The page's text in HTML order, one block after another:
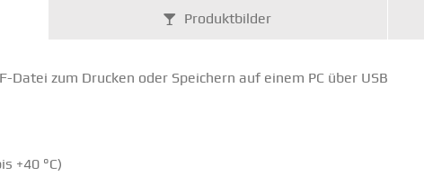
Produkt­bilder
Datei zum Drucken oder Speichern auf einem PC über USB
+40 °C)